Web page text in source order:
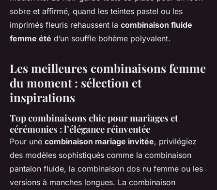
sobre et affirmé, quand les teintes pastel ou les
imprimés fleuris rehaussent la combinaison fluide
femme été d’un souffle bohème polyvalent.
Les meilleures combinaisons femme
du moment : sélection et
inspirations
Top combinaisons chic pour mariages et
cérémonies : l’élégance réinventée
Pour une combinaison mariage invitée, privilégiez
des modèles sophistiqués comme la combinaison
pantalon fluide, la combinaison dos nu femme ou les
versions à manches longues. La combinaison